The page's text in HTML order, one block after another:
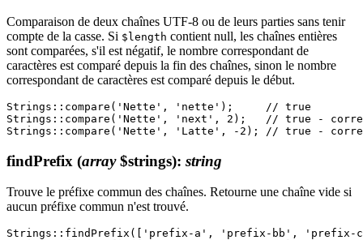
Comparaison de deux chaînes UTF-8 ou de leurs parties sans tenir
compte de la casse. Si $length contient null, les chaînes entières
sont comparées, s'il est négatif, le nombre correspondant de
caractères est comparé depuis la fin des chaînes, sinon le nombre
correspondant de caractères est comparé depuis le début.
Strings::compare('Nette', 'nette');     // true
Strings::compare('Nette', 'next', 2);   // true -
findPrefix (array$strings): string
Trouve le préfixe commun des chaînes. Retourne une chaîne vide si
aucun préfixe commun n'est trouvé.
Strings::findPrefix(['prefix-a', 'prefix-bb',